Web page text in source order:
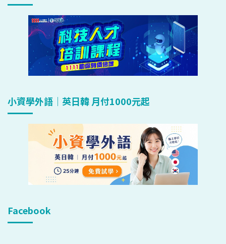
小資學外語｜英日韓 月付1000元起
Facebook